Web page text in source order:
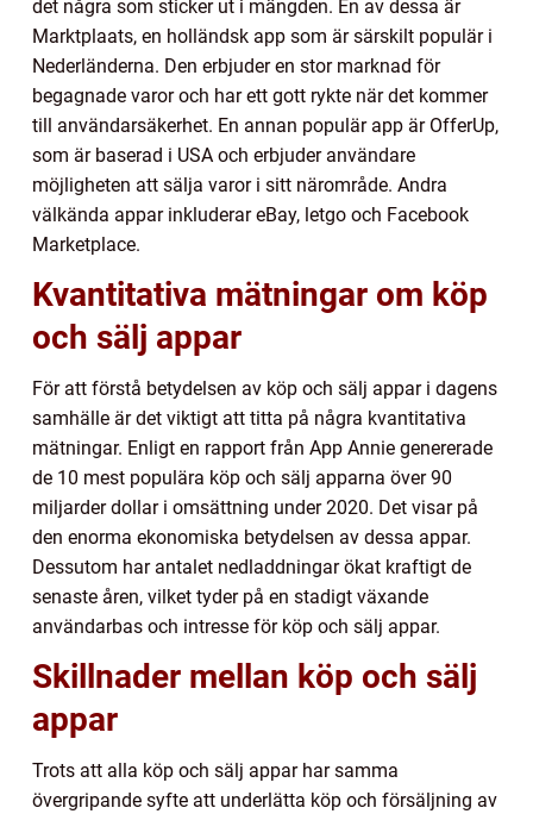
det några som sticker ut i mängden. En av dessa är
Marktplaats, en holländsk app som är särskilt populär i
Nederländerna. Den erbjuder en stor marknad för
begagnade varor och har ett gott rykte när det kommer
till användarsäkerhet. En annan populär app är OfferUp,
som är baserad i USA och erbjuder användare
möjligheten att sälja varor i sitt närområde. Andra
välkända appar inkluderar eBay, letgo och Facebook
Marketplace.
Kvantitativa mätningar om köp
och sälj appar
För att förstå betydelsen av köp och sälj appar i dagens
samhälle är det viktigt att titta på några kvantitativa
mätningar. Enligt en rapport från App Annie genererade
de 10 mest populära köp och sälj apparna över 90
miljarder dollar i omsättning under 2020. Det visar på
den enorma ekonomiska betydelsen av dessa appar.
Dessutom har antalet nedladdningar ökat kraftigt de
senaste åren, vilket tyder på en stadigt växande
användarbas och intresse för köp och sälj appar.
Skillnader mellan köp och sälj
appar
Trots att alla köp och sälj appar har samma
övergripande syfte att underlätta köp och försäljning av